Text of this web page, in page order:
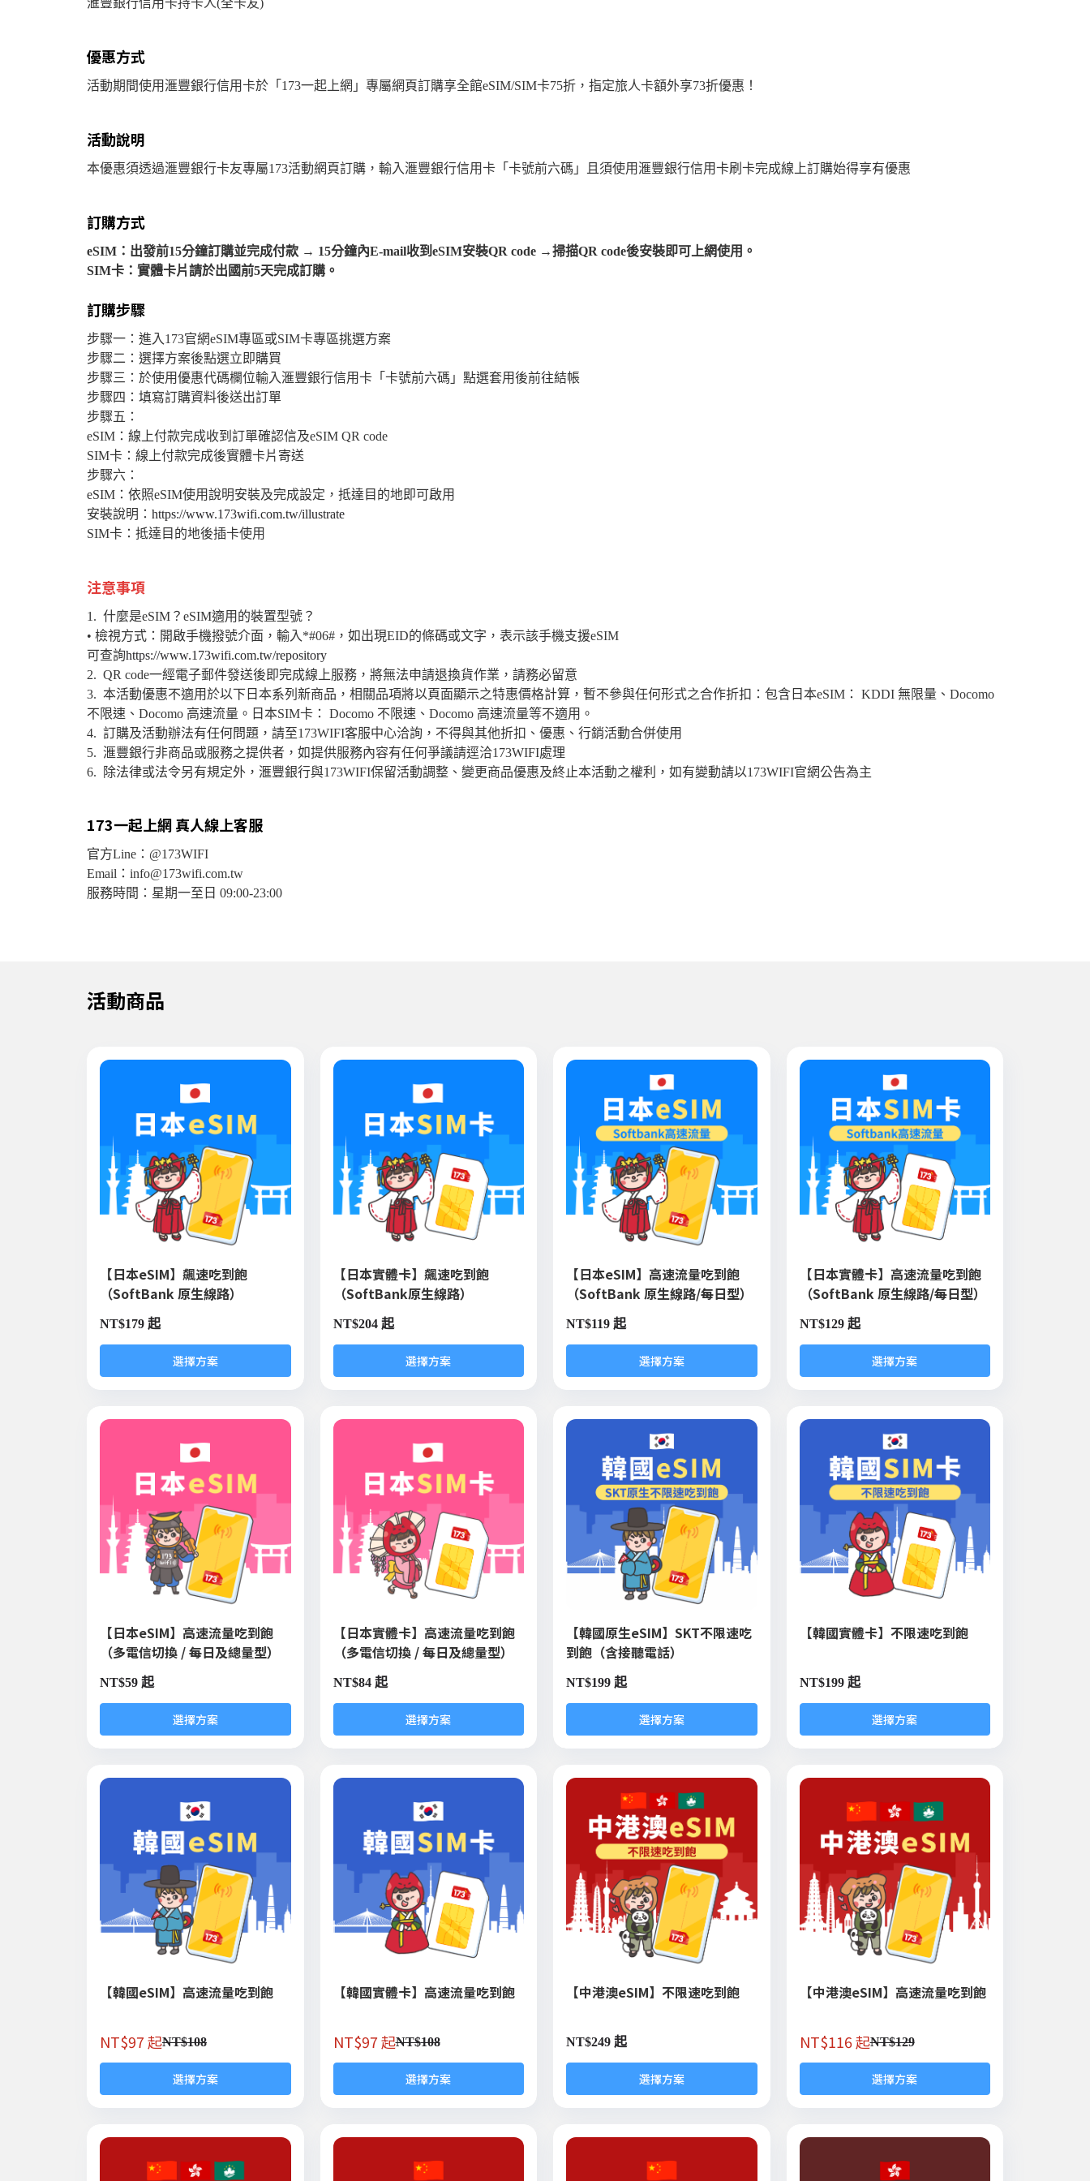
優惠方式
活動期間使用滙豐銀行信用卡於「173一起上網」專屬網頁訂購享全館eSIM/SIM卡75折，指定旅人卡額外享73折優惠！
活動說明
本優惠須透過滙豐銀行卡友專屬173活動網頁訂購，輸入滙豐銀行信用卡「卡號前六碼」且須使用滙豐銀行信用卡刷卡完成線上訂購始得享有優惠
訂購方式
eSIM：出發前15分鐘訂購並完成付款 → 15分鐘內E-mail收到eSIM安裝QR code →掃描QR code後安裝即可上網使用。
SIM卡：實體卡片請於出國前5天完成訂購。
訂購步驟
步驟一：進入173官網eSIM專區或SIM卡專區挑選方案
步驟二：選擇方案後點選立即購買
步驟三：於使用優惠代碼欄位輸入滙豐銀行信用卡「卡號前六碼」點選套用後前往結帳
步驟四：填寫訂購資料後送出訂單
步驟五：
eSIM：線上付款完成收到訂單確認信及eSIM QR code
SIM卡：線上付款完成後實體卡片寄送
步驟六：
eSIM：依照eSIM使用說明安裝及完成設定，抵達目的地即可啟用
安裝說明： https://www.173wifi.com.tw/illustrate
SIM卡：抵達目的地後插卡使用
注意事項
1. 什麼是eSIM？eSIM適用的裝置型號？
• 檢視方式：開啟手機撥號介面，輸入*#06#，如出現EID的條碼或文字，表示該手機支援eSIM
可查詢https://www.173wifi.com.tw/repository
2. QR code一經電子郵件發送後即完成線上服務，將無法申請退換貨作業，請務必留意
3. 本活動優惠不適用於以下日本系列新商品，相關品項將以頁面顯示之特惠價格計算，暫不參與任何形式之合作折扣：包含日本eSIM： KDDI 無限量、Docomo
不限速、Docomo 高速流量。日本SIM卡： Docomo 不限速、Docomo 高速流量等不適用。
4. 訂購及活動辦法有任何問題，請至173WIFI客服中心洽詢，不得與其他折扣、優惠、行銷活動合併使用
5. 滙豐銀行非商品或服務之提供者，如提供服務內容有任何爭議請逕洽173WIFI處理
6. 除法律或法令另有規定外，滙豐銀行與173WIFI保留活動調整、變更商品優惠及終止本活動之權利，如有變動請以173WIFI官網公告為主
173一起上網 真人線上客服
官方Line：@173WIFI
Email：info@173wifi.com.tw
服務時間：星期一至日 09:00-23:00
活動商品
【日本eSIM】飆速吃到飽
（SoftBank 原生線路）
NT$179 起
選擇方案
【日本實體卡】飆速吃到飽
（SoftBank原生線路）
NT$204 起
選擇方案
【日本eSIM】高速流量吃到飽
（SoftBank 原生線路/每日型）
NT$119 起
選擇方案
【日本實體卡】高速流量吃到飽
（SoftBank 原生線路/每日型）
NT$129 起
選擇方案
【日本eSIM】高速流量吃到飽
（多電信切換 / 每日及總量型）
NT$59 起
選擇方案
【日本實體卡】高速流量吃到飽
（多電信切換 / 每日及總量型）
NT$84 起
選擇方案
【韓國原生eSIM】SKT不限速吃
到飽（含接聽電話）
NT$199 起
選擇方案
【韓國實體卡】不限速吃到飽
NT$199 起
選擇方案
【韓國eSIM】高速流量吃到飽
NT$97 起NT$108
選擇方案
【韓國實體卡】高速流量吃到飽
NT$97 起NT$108
選擇方案
【中港澳eSIM】不限速吃到飽
NT$249 起
選擇方案
【中港澳eSIM】高速流量吃到飽
NT$116 起NT$129
選擇方案